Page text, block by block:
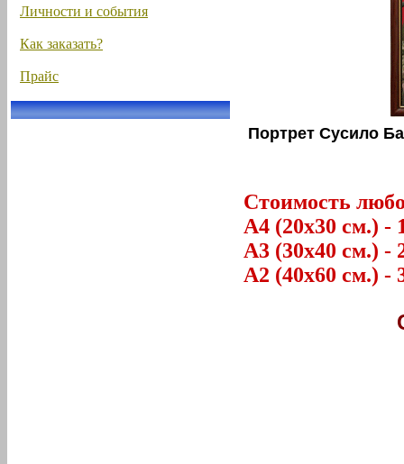
Личности и события
Как заказать?
Прайс
Портрет Сусило
Стоимость
А4 (20х30 см.) -
А3 (30х40 см.) -
А2 (40х60 см.) -